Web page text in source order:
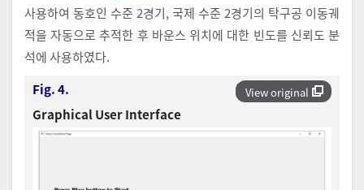
사용하여 동호인 수준 2경기, 국제 수준 2경기의 탁구공 이동궤
적을 자동으로 추적한 후 바운스 위치에 대한 빈도를 신뢰도 분
석에 사용하였다.
View original
Fig. 4.
Graphical User Interface